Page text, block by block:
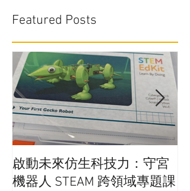
Featured Posts
啟動未來仿生科技力：守宮
機器人 STEAM 跨領域專題課